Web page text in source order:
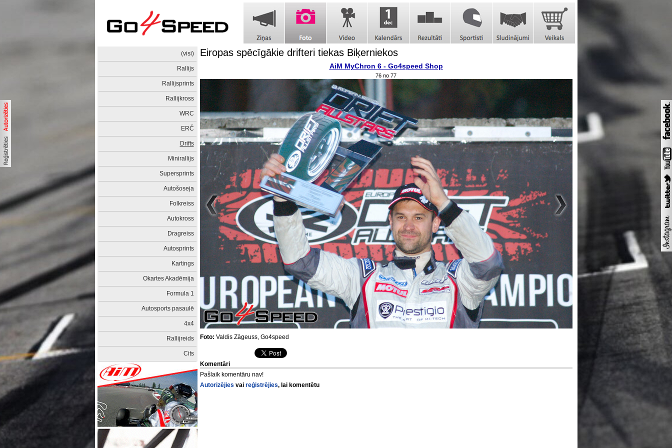
(visi)
Rallijs
Rallijsprints
Rallijkross
WRC
ERČ
Drifts
Minirallijs
Supersprints
Autošoseja
Folkreiss
Autokross
Dragreiss
Autosprints
Kartings
Okartes Akadēmija
Formula 1
Autosports pasaulē
4x4
Rallijreids
Cits
Eiropas spēcīgākie drifteri tiekas Biķerniekos
AiM MyChron 6 - Go4speed Shop
76 no 77
Foto: Valdis Zāgeuss, Go4speed
Komentāri
Pašlaik komentāru nav!
Autorizējies vai reģistrējies, lai komentētu